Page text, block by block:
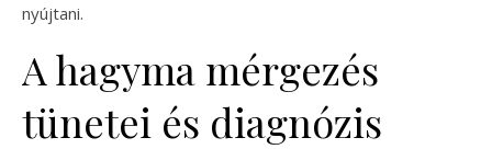
nyújtani.
A hagyma mérgezés
tünetei és diagnózis